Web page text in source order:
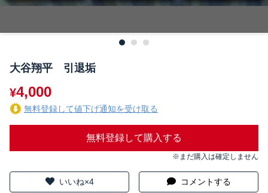
大谷翔平 引退垢
¥4,000
無料登録して値下げ通知を受け取る
無料登録して購入する
※まだ購入は確定しません
いいね×4 コメントする